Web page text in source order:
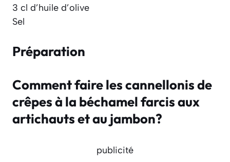
3 cl d’huile d’olive
Sel
Préparation
Comment faire les cannellonis de
crêpes à la béchamel farcis aux
artichauts et au jambon?
publicité